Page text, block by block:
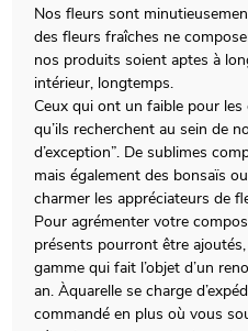
Nos fleurs sont
des fleurs fraîches ne
nos produits soient aptes à
intérieur, longtemps.
Ceux qui ont un faible pour
qu’ils recherchent au sein de
d’exception”. De sublimes
mais également des bonsaïs
charmer les appréciateurs de
Pour agrémenter votre
présents pourront être
gamme qui fait l’objet d’un
an. Àquarelle se charge
commandé en plus où vous